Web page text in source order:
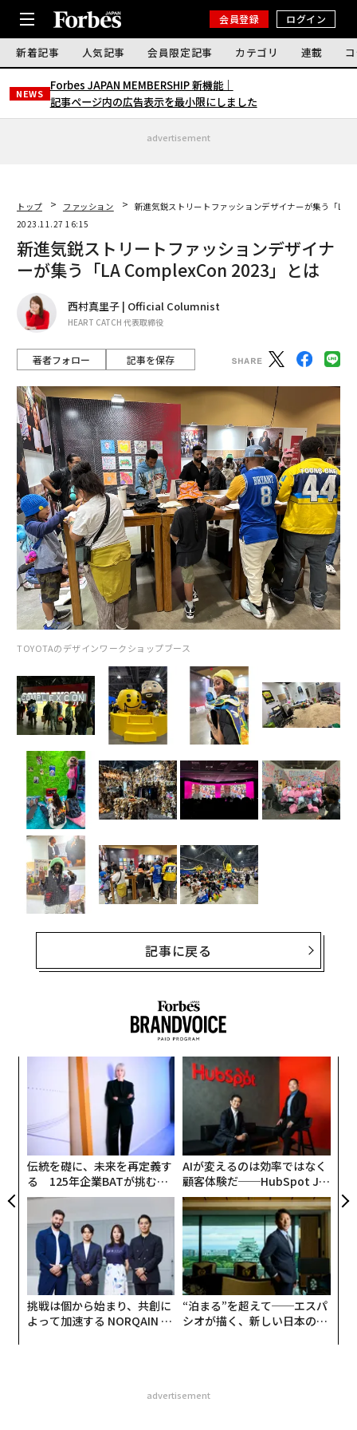
会員登録 ログイン
新着記事 人気記事 会員限定記事 カテゴリ 連載
NEWS
Forbes JAPAN MEMBERSHIP 新機能｜
記事ページ内の広告表示を最小限にしました
advertisement
トップ ファッション
新進気鋭ストリートファッションデザイナーが集う「
2023.11.27 16:15
新進気鋭ストリートファッションデザイナ
ーが集う「LA ComplexCon 2023」とは
西村真里子 | Official Columnist
HEART CATCH 代表取締役
著者フォロー 記事を保存
TOYOTAのデザインワークショップブース
記事に戻る
伝統を礎に、未来を再定義す
る 125年企業BATが挑むス
モークレスな未来
AIが変えるのは効率ではなく
顧客体験だ──HubSpot Ja
panが語る「Grow Better」
な組織のつくり方
挑戦は個から始まり、共創に
よって加速する NORQAIN JA
“泊まる”を超えて──エスパ
シオが描く、新しい日本のラ
advertisement